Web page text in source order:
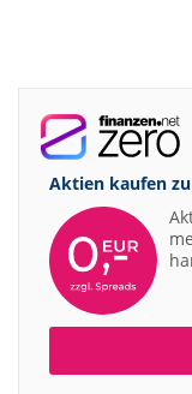
Aktien kaufen zu